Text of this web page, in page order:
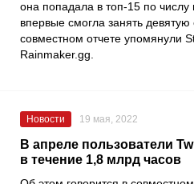
она попадала в топ-15 по
впервые смогла занять
совместном отчете упомянули
Rainmaker.gg.
Новости 19 мая, 2022
В апреле пользователи
в течение 1,8 млрд часов